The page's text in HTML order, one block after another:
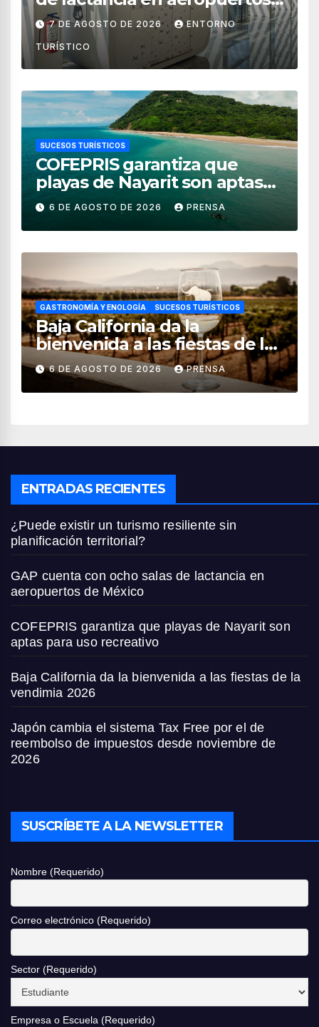
de México
7 DE AGOSTO DE 2026 ENTORNO
TURÍSTICO
SUCESOS TURÍSTICOS
COFEPRIS garantiza que
playas de Nayarit son aptas
para uso recreativo
6 DE AGOSTO DE 2026 PRENSA
GASTRONOMÍA Y ENOLOGÍA SUCESOS TURÍSTICOS
Baja California da la
bienvenida a las fiestas de la
vendimia 2026
6 DE AGOSTO DE 2026 PRENSA
ENTRADAS RECIENTES
¿Puede existir un turismo resiliente sin
planificación territorial?
GAP cuenta con ocho salas de lactancia en
aeropuertos de México
COFEPRIS garantiza que playas de Nayarit son
aptas para uso recreativo
Baja California da la bienvenida a las fiestas de la
vendimia 2026
Japón cambia el sistema Tax Free por el de
reembolso de impuestos desde noviembre de
2026
SUSCRÍBETE A LA NEWSLETTER
Nombre (Requerido)
Correo electrónico (Requerido)
Sector (Requerido)
Empresa o Escuela (Requerido)